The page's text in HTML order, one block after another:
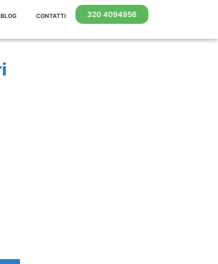
BLOG CONTATTI 320 4094956